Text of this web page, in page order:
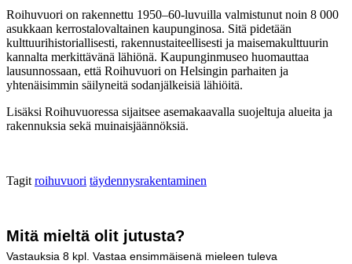
Roihuvuori on rakennettu 1950–60-luvuilla valmistunut noin 8 000
asukkaan kerrostalovaltainen kaupunginosa. Sitä pidetään
kulttuurihistoriallisesti, rakennustaiteellisesti ja maisemakulttuurin
kannalta merkittävänä lähiönä. Kaupunginmuseo huomauttaa
lausunnossaan, että Roihuvuori on Helsingin parhaiten ja
yhtenäisimmin säilyneitä sodanjälkeisiä lähiöitä.
Lisäksi Roihuvuoressa sijaitsee asemakaavalla suojeltuja alueita ja
rakennuksia sekä muinaisjäännöksiä.
Tagit roihuvuori täydennysrakentaminen
Mitä mieltä olit jutusta?
Vastauksia 8 kpl. Vastaa ensimmäisenä mieleen tuleva